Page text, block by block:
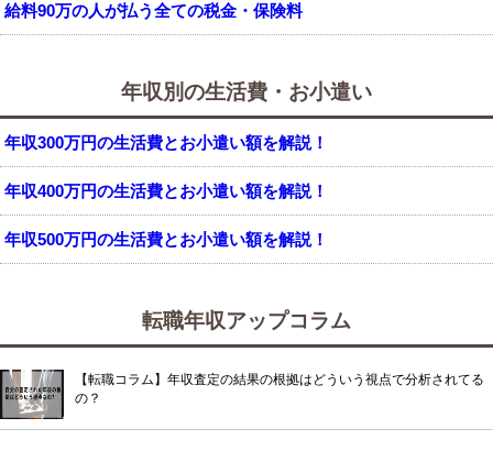
給料90万の人が払う全ての税金・保険料
年収別の生活費・お小遣い
年収300万円の生活費とお小遣い額を解説！
年収400万円の生活費とお小遣い額を解説！
年収500万円の生活費とお小遣い額を解説！
転職年収アップコラム
【転職コラム】年収査定の結果の根拠はどういう視点で分析されてる
の？